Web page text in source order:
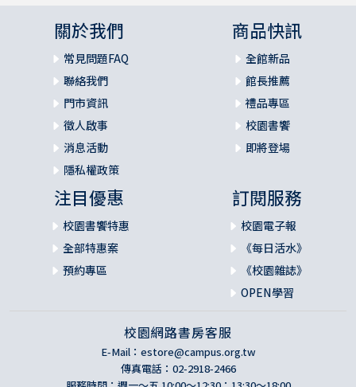
關於我們
常見問題FAQ
聯絡我們
門市資訊
徵人啟事
消息活動
隱私權政策
商品快訊
全館新品
館長推薦
禮品專區
校園書饗
即將登場
注目優惠
校園書饗特惠
全部特惠案
預約專區
訂閱服務
校園電子報
《每日活水》
《校園雜誌》
OPEN學習
校園網路書房客服
E-Mail： estore@campus.org.tw
傳真電話：02-2918-2466